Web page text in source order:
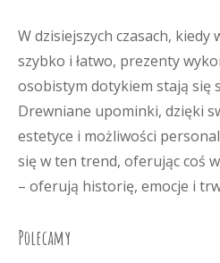
W dzisiejszych czasach,
szybko i łatwo, prezenty
osobistym dotykiem stają się
Drewniane upominki, dzięki
estetyce i możliwości
się w ten trend, oferując coś
– oferują historię, emocje i
Polecamy